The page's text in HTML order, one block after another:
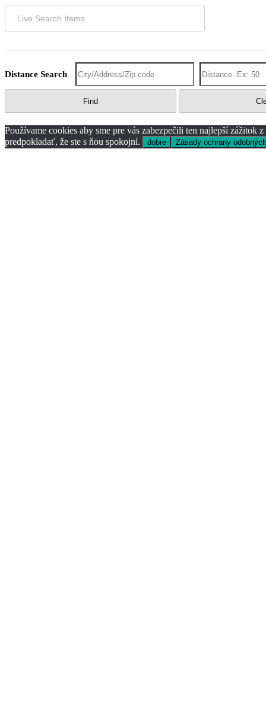
Distance Search
Find
Používame cookies aby sme pre vás zabezpečili ten najlepší
predpokladať, že ste s ňou spokojní.
dobre Zásady ochrany